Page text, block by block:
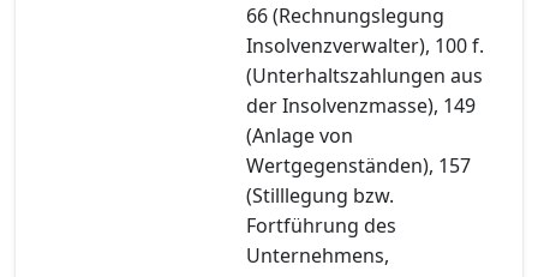
66 (Rechnungslegung
Insolvenzverwalter), 100 f.
(Unterhaltszahlungen aus
der Insolvenzmasse), 149
(Anlage von
Wertgegenständen), 157
(Stilllegung bzw.
Fortführung des
Unternehmens,